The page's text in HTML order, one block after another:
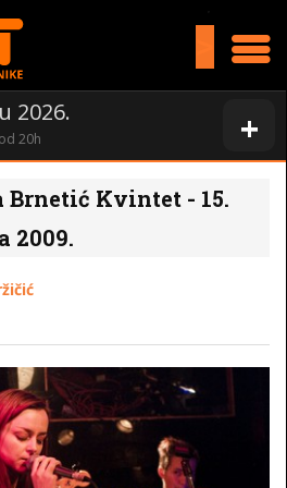
+
2026.
20h
Kvintet - 15.
2009.